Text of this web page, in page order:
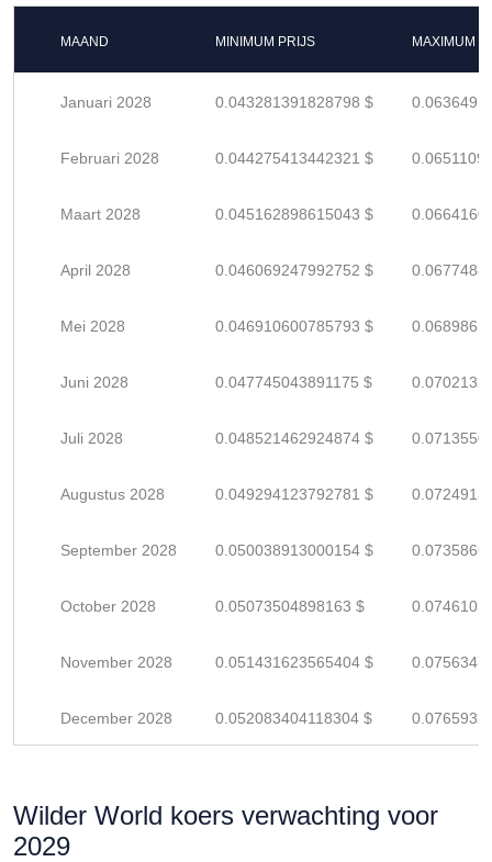
MAAND MINIMUM PRIJS MAXIMUM
Januari 2028 0.043281391828798 $
Februari 2028 0.044275413442321 $
Maart 2028 0.045162898615043 $
April 2028 0.046069247992752 $
Mei 2028 0.046910600785793 $
Juni 2028 0.047745043891175 $
Juli 2028 0.048521462924874 $
Augustus 2028 0.049294123792781 $
September 2028 0.050038913000154 $
October 2028 0.05073504898163 $
November 2028 0.051431623565404 $
December 2028 0.052083404118304 $
Wilder World koers verwachting voor
2029